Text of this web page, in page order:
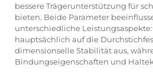
bessere Trägerunterstützung für
bieten. Beide Parameter
unterschiedliche
hauptsächlich auf die
dimensionselle Stabilität aus,
Bindungseigenschaften und